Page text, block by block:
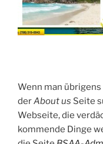
Wenn man
derAbout us Seite
Webseite, die
kommende Dinge